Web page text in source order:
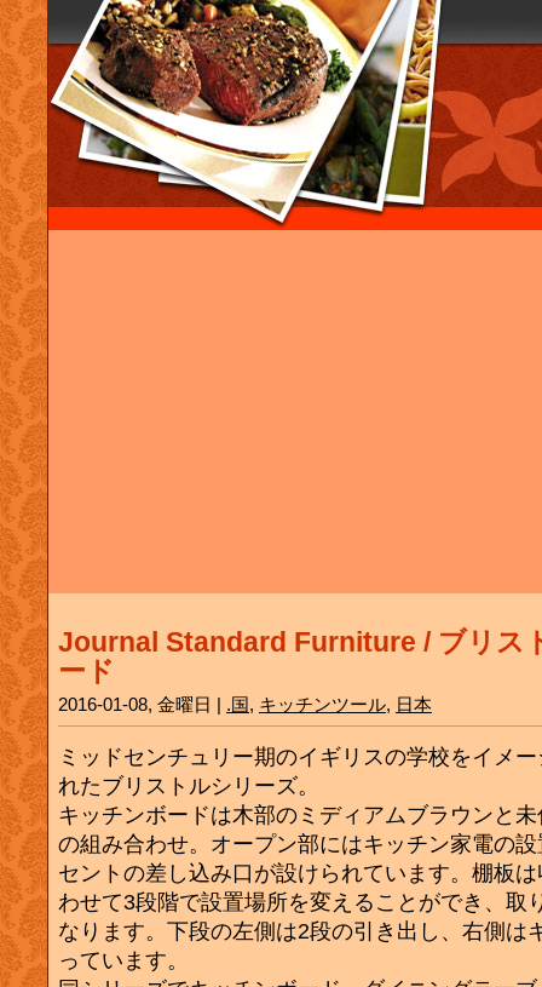
Journal Standard Furniture / ブリス
ード
2016-01-08, 金曜日 | .国, キッチンツール, 日本
ミッドセンチュリー期のイギリスの学校をイメ
れたブリストルシリーズ。
キッチンボードは木部のミディアムブラウンと
の組み合わせ。オープン部にはキッチン家電の
セントの差し込み口が設けられています。棚板
わせて3段階で設置場所を変えることができ、取
なります。下段の左側は2段の引き出し、右側は
っています。